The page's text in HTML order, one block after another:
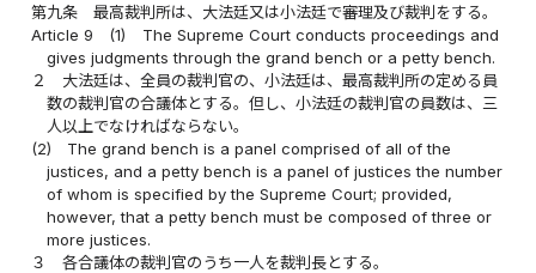
第九条
最高裁判所は、大法廷又は小法廷で審理及び裁判をする。
Article 9
(1)
The Supreme Court conducts proceedings and
gives judgments through the grand bench or a petty bench.
２
大法廷は、全員の裁判官の、小法廷は、最高裁判所の定める員
数の裁判官の合議体とする。但し、小法廷の裁判官の員数は、三
人以上でなければならない。
(2)
The grand bench is a panel comprised of all of the
justices, and a petty bench is a panel of justices the number
of whom is specified by the Supreme Court; provided,
however, that a petty bench must be composed of three or
more justices.
３
各合議体の裁判官のうち一人を裁判長とする。